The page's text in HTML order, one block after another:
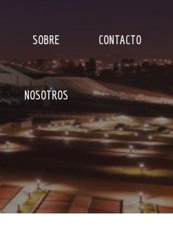
SOBRE
NOSOTROS
CONTACTO